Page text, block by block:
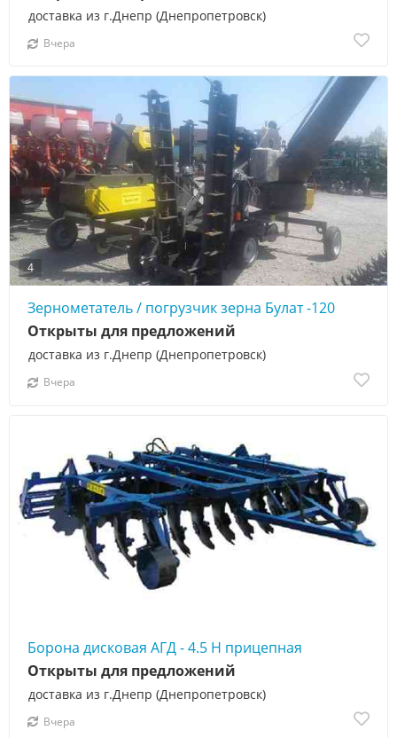
доставка из г.Днепр (Днепропетровск)
Вчера
4
Зернометатель / погрузчик зерна Булат -120
доставка из г.Днепр (Днепропетровск)
Открыты для предложений
Вчера
Борона дисковая АГД - 4.5 Н прицепная
доставка из г.Днепр (Днепропетровск)
Открыты для предложений
Вчера